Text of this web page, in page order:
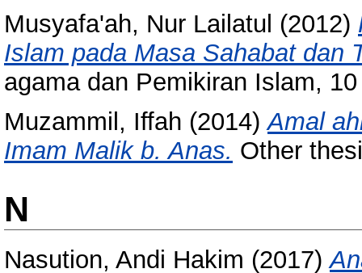
Musyafa'ah, Nur Lailatul (2012)
Islam pada Masa Sahabat dan
agama dan Pemikiran Islam,
Muzammil, Iffah (2014)Amal
Imam Malik b. Anas. Other
N
Nasution, Andi Hakim (2017)